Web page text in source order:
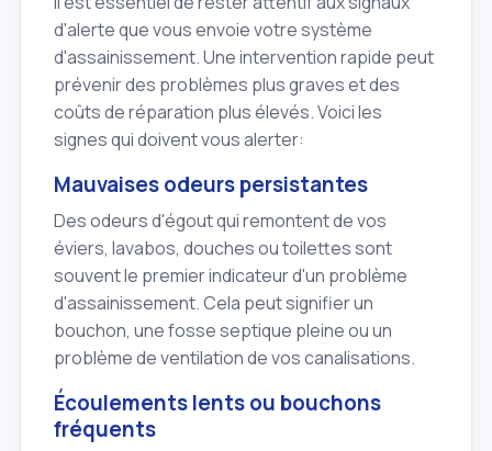
d'alerte que vous envoie votre système
d'assainissement. Une intervention rapide peut
prévenir des problèmes plus graves et des
coûts de réparation plus élevés. Voici les
signes qui doivent vous alerter:
Mauvaises odeurs persistantes
Des odeurs d'égout qui remontent de vos
éviers, lavabos, douches ou toilettes sont
souvent le premier indicateur d'un problème
d'assainissement. Cela peut signifier un
bouchon, une fosse septique pleine ou un
problème de ventilation de vos canalisations.
Écoulements lents ou bouchons
fréquents